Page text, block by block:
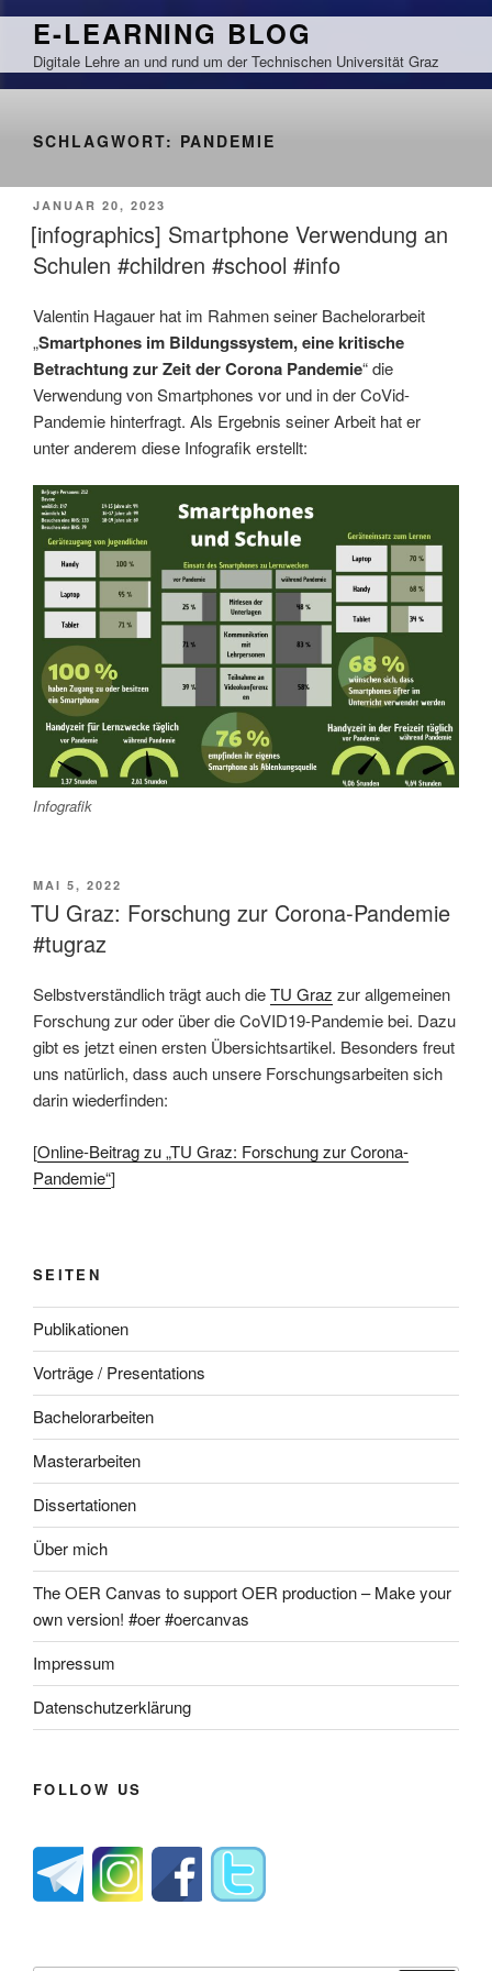
Zum
springen
E-LEARNING BLOG
Digitale Lehre an und rund um der Technischen Universität Graz
SCHLAGWORT: PANDEMIE
VERÖFFENTLICHT
AM
JANUAR 20, 2023
[infographics] Smartphone Verwendung an
Schulen #children #school #info
Valentin Hagauer hat im Rahmen seiner Bachelorarbeit
„Smartphones im Bildungssystem, eine kritische
Betrachtung zur Zeit der Corona Pandemie“ die
Verwendung von Smartphones vor und in der CoVid-
Pandemie hinterfragt. Als Ergebnis seiner Arbeit hat er
unter anderem diese Infografik erstellt:
Infografik
VERÖFFENTLICHT
AM
MAI 5, 2022
TU Graz: Forschung zur Corona-Pandemie
#tugraz
Selbstverständlich trägt auch dieTU Graz zur allgemeinen
Forschung zur oder über die CoVID19-Pandemie bei. Dazu
gibt es jetzt einen ersten Übersichtsartikel. Besonders freut
uns natürlich, dass auch unsere Forschungsarbeiten sich
darin wiederfinden:
[Online-Beitrag zu „TU Graz: Forschung zur Corona-
Pandemie“]
SEITEN
Publikationen
Vorträge / Presentations
Bachelorarbeiten
Masterarbeiten
Dissertationen
Über mich
The OER Canvas to support OER production – Make your
own version! #oer #oercanvas
Impressum
Datenschutzerklärung
FOLLOW US